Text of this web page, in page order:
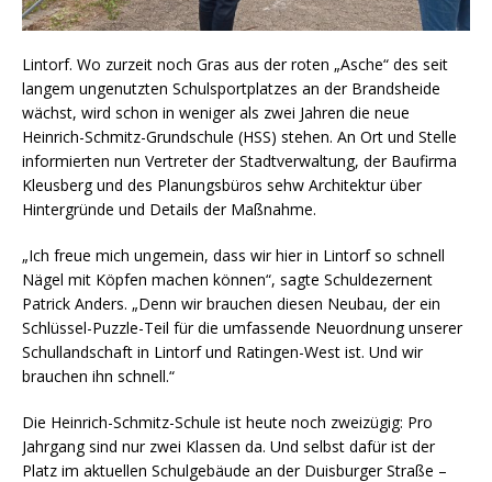
Lintorf. Wo zurzeit noch Gras aus der roten „Asche“ des seit
langem ungenutzten Schulsportplatzes an der Brandsheide
wächst, wird schon in weniger als zwei Jahren die neue
Heinrich-Schmitz-Grundschule (HSS) stehen. An Ort und Stelle
informierten nun Vertreter der Stadtverwaltung, der Baufirma
Kleusberg und des Planungsbüros sehw Architektur über
Hintergründe und Details der Maßnahme.
„Ich freue mich ungemein, dass wir hier in Lintorf so schnell
Nägel mit Köpfen machen können“, sagte Schuldezernent
Patrick Anders. „Denn wir brauchen diesen Neubau, der ein
Schlüssel-Puzzle-Teil für die umfassende Neuordnung unserer
Schullandschaft in Lintorf und Ratingen-West ist. Und wir
brauchen ihn schnell.“
Die Heinrich-Schmitz-Schule ist heute noch zweizügig: Pro
Jahrgang sind nur zwei Klassen da. Und selbst dafür ist der
Platz im aktuellen Schulgebäude an der Duisburger Straße –